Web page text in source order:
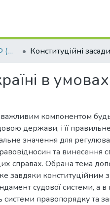
Статті та доповіді ЕПФ (Правові науки)
в
компонентом
держави, і її правильне
значення для
та винесення
справах. Обрана тема
завдяки конституційним
судової системи, а в
системи правопорядку та